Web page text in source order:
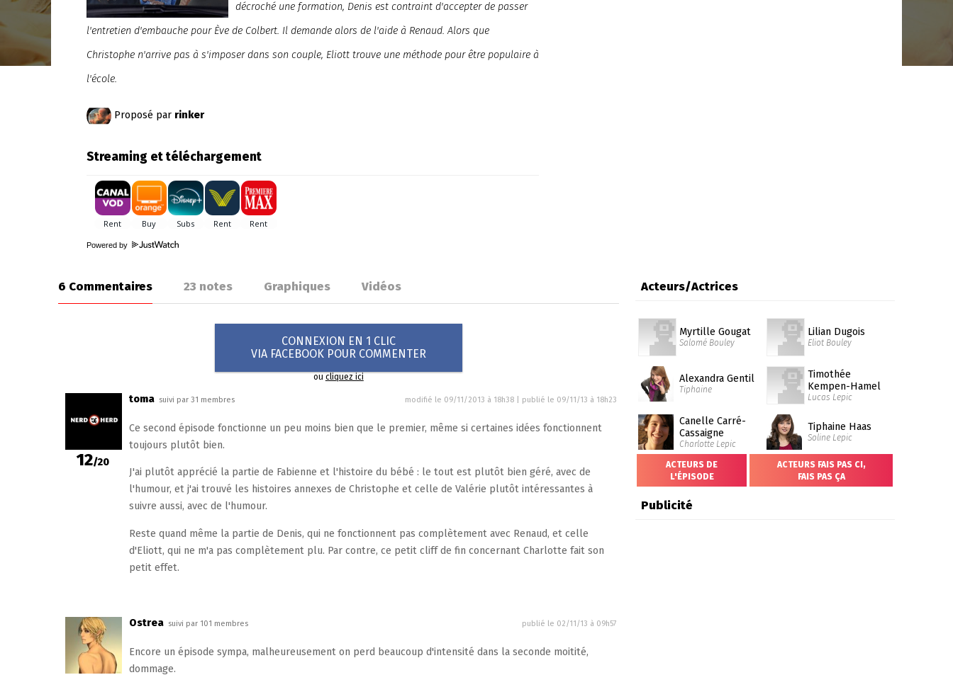
décroché une formation, Denis est contraint d'accepter de passer
l'entretien d'embauche pour Ève de Colbert. Il demande alors de l'aide à Renaud. Alors que
Christophe n'arrive pas à s'imposer dans son couple, Eliott trouve une méthode pour être populaire à
l'école.
Proposé par rinker
Streaming et téléchargement
Powered by
6 Commentaires 23 notes Graphiques Vidéos
CONNEXION EN 1 CLIC
VIA FACEBOOK POUR COMMENTER
oucliquez ici
12/20
toma suivi par 31 membres modifié le 09/11/2013 à 18h38 | publié le 09/11/13 à 18h23
Ce second épisode fonctionne un peu moins bien que le premier, même si certaines idées fonctionnent
toujours plutôt bien.
J'ai plutôt apprécié la partie de Fabienne et l'histoire du bébé : le tout est plutôt bien géré, avec de
l'humour, et j'ai trouvé les histoires annexes de Christophe et celle de Valérie plutôt intéressantes à
suivre aussi, avec de l'humour.
Reste quand même la partie de Denis, qui ne fonctionnent pas complètement avec Renaud, et celle
d'Eliott, qui ne m'a pas complètement plu. Par contre, ce petit cliff de fin concernant Charlotte fait son
petit effet.
Ostrea suivi par 101 membres publié le 02/11/13 à 09h57
Encore un épisode sympa, malheureusement on perd beaucoup d'intensité dans la seconde moitité,
dommage.
Acteurs/Actrices
Myrtille Gougat
Salomé Bouley
Lilian Dugois
Eliot Bouley
Alexandra Gentil
Tiphaine
Timothée
Kempen-Hamel
Lucas Lepic
Canelle Carré-
Cassaigne
Charlotte Lepic
Tiphaine Haas
Soline Lepic
ACTEURS DE
L'ÉPISODE
ACTEURS FAIS PAS CI,
FAIS PAS ÇA
Publicité